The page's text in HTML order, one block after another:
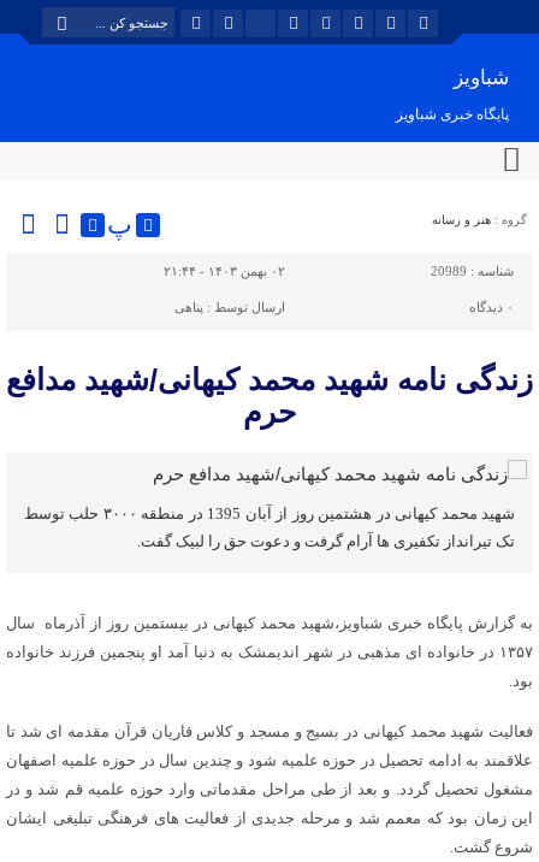
شباویز
پایگاه خبری شباویز
گروه : هنر و رسانه پ
شناسه : 20989 ۰۲ بهمن ۱۴۰۳ - ۲۱:۴۴
۰ دیدگاه ارسال توسط : پناهی
زندگی نامه شهید محمد کیهانی/شهید مدافع
حرم
شهید محمد کیهانی در هشتمین روز از آبان 1395 در منطقه ۳۰۰۰ حلب توسط
تک تیرانداز تکفیری ها آرام گرفت و دعوت حق را لبیک گفت.
به گزارش پایگاه خبری شباویز،شهید محمد کیهانی در بیستمین روز از آذرماه سال
۱۳۵۷ در خانواده ای مذهبی در شهر اندیمشک به دنیا آمد او پنجمین فرزند خانواده
بود.
فعالیت شهید محمد کیهانی در بسیج و مسجد و کلاس قاریان قرآن مقدمه ای شد تا
علاقمند به ادامه تحصیل در حوزه علمیه شود و چندین سال در حوزه علمیه اصفهان
مشغول تحصیل گردد. و بعد از طی مراحل مقدماتی وارد حوزه علمیه قم شد و در
این زمان بود که معمم شد و مرحله جدیدی از فعالیت های فرهنگی تبلیغی ایشان
شروع گشت.